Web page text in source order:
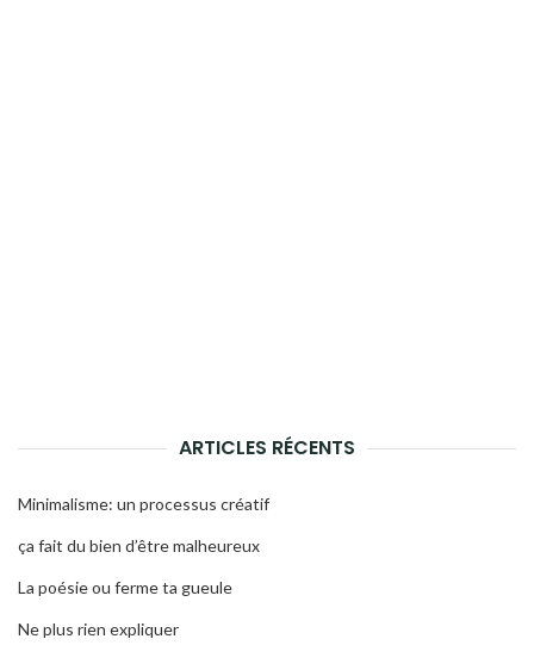
ARTICLES RÉCENTS
Minimalisme: un processus créatif
ça fait du bien d’être malheureux
La poésie ou ferme ta gueule
Ne plus rien expliquer